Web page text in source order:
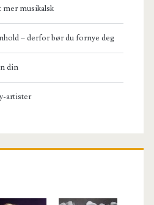
musikalsk
– derfor bør du fornye deg
din
artister